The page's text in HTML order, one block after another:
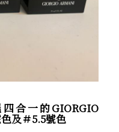
合一的GIORGIO
及＃5.5號色